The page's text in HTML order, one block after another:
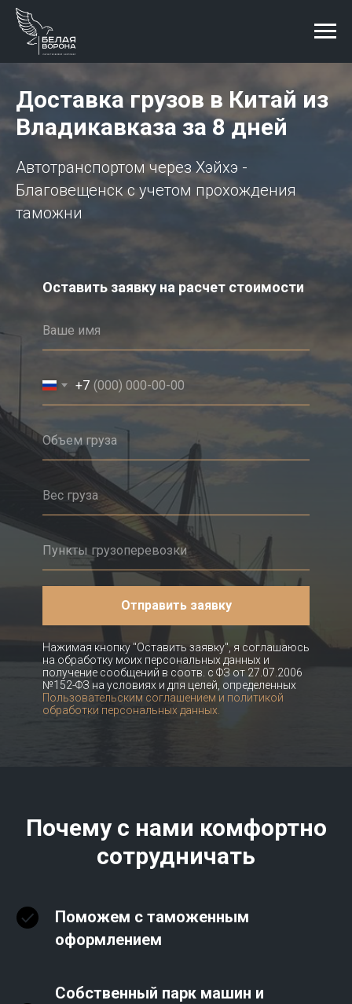
Доставка грузов в Китай из
Владикавказа за 8 дней
Автотранспортом через Хэйхэ -
Благовещенск с учетом прохождения
таможни
Оставить заявку на расчет стоимости
+7
Отправить заявку
Нажимая кнопку "Оставить заявку", я соглашаюсь
на обработку моих персональных данных и
получение сообщений в соотв. с ФЗ от 27.07.2006
№152-ФЗ на условиях и для целей, определенных
Пользовательским соглашением и политикой
обработки персональных данных.
Почему с нами комфортно
сотрудничать
Поможем с таможенным
оформлением
Собственный парк машин и